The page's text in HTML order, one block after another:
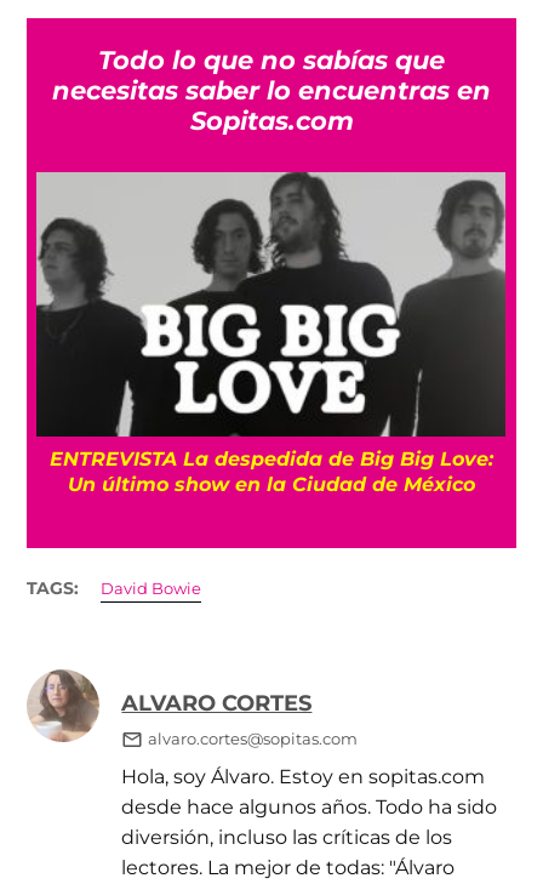
Todo lo que no sabías que
necesitas saber lo encuentras en
Sopitas.com
ENTREVISTA La despedida de Big Big Love:
Un último show en la Ciudad de México
TAGS: David Bowie
ALVARO CORTES
alvaro.cortes@sopitas.com
Hola, soy Álvaro. Estoy en sopitas.com
desde hace algunos años. Todo ha sido
diversión, incluso las críticas de los
lectores. La mejor de todas: "Álvaro